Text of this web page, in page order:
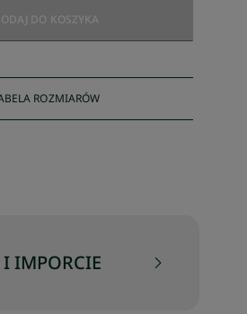
DO KOSZYKA
ROZMIARÓW
IMPORCIE